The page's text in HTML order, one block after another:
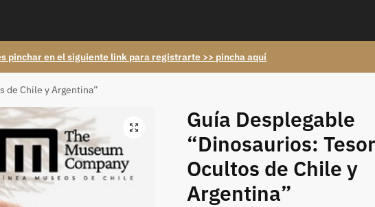
pinchar en el siguiente link para registrarte >> pincha aquí
de Chile y Argentina”
Guía Desplegable
“Dinosaurios:
Ocultos de Chile y
Argentina”